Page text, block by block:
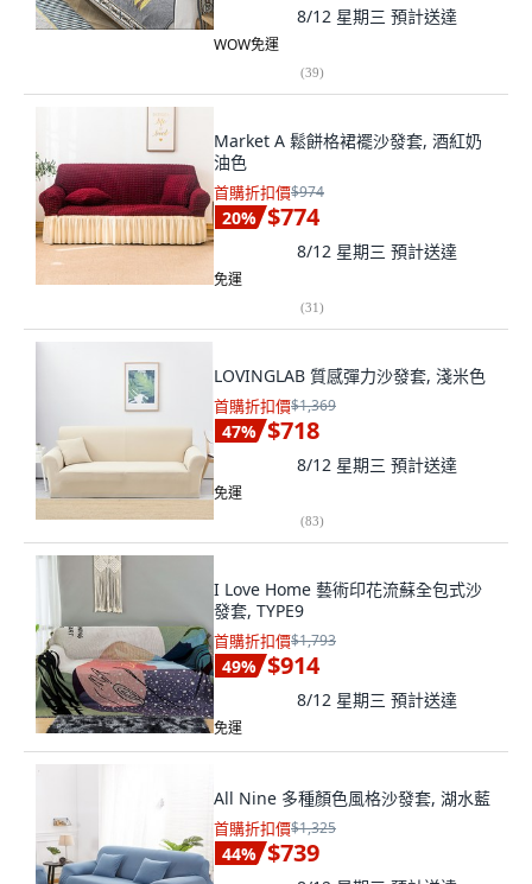
8/12 星期三 預計送達
WOW免運
(39)
Market A 鬆餅格裙襬沙發套, 酒紅奶
油色
首購折扣價$974
20% $774
8/12 星期三 預計送達
免運
(31)
LOVINGLAB 質感彈力沙發套, 淺米色
首購折扣價$1,369
47% $718
8/12 星期三 預計送達
免運
(83)
I Love Home 藝術印花流蘇全包式沙
發套, TYPE9
首購折扣價$1,793
49% $914
8/12 星期三 預計送達
免運
All Nine 多種顏色風格沙發套, 湖水藍
首購折扣價$1,325
44% $739